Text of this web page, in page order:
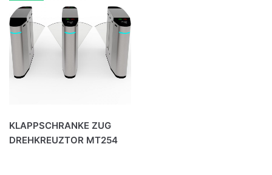
KLAPPSCHRANKE ZUG
DREHKREUZTOR MT254